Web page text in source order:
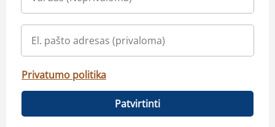
Privatumo politika
Patvirtinti